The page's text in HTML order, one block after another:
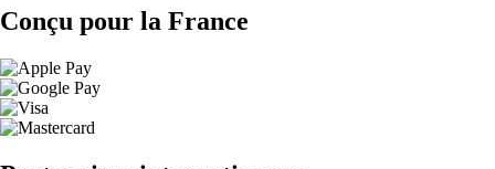
Conçu pour la France